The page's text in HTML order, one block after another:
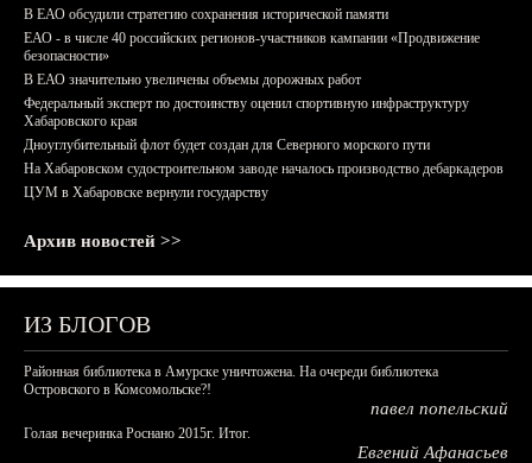
В ЕАО обсудили стратегию сохранения исторической памяти
ЕАО - в числе 40 российских регионов-участников кампании «Продвижение
безопасности»
В ЕАО значительно увеличены объемы дорожных работ
Федеральный эксперт по достоинству оценил спортивную инфраструктуру
Хабаровского края
Дноуглубительный флот будет создан для Северного морского пути
На Хабаровском судостроительном заводе началось производство дебаркадеров
ЦУМ в Хабаровске вернули государству
Архив новостей >>
ИЗ БЛОГОВ
Районная библиотека в Амурске уничтожена. На очереди библиотека
Островского в Комсомольске?!
павел попельский
Голая вечеринка Роснано 2015г. Итог.
Евгений Афанасьев